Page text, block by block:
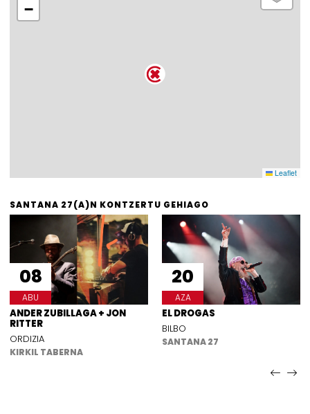
−
Leaflet
SANTANA 27(A)N KONTZERTU GEHIAGO
08
ABU
ANDER ZUBILLAGA + JON
RITTER
ORDIZIA
KIRKIL TABERNA
20
AZA
EL DROGAS
BILBO
SANTANA 27